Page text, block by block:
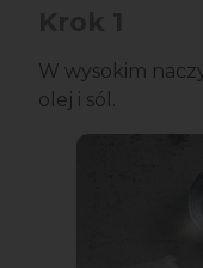
W wysokim
olej i sól.